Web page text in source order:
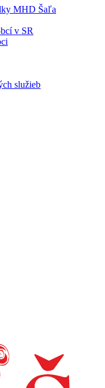
MHD Šaľa
v SR
služieb